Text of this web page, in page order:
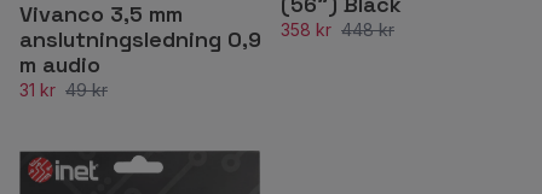
Vivanco 3,5 mm
anslutningsledning 0,9
m audio
31 kr 49 kr
358 kr 448 kr